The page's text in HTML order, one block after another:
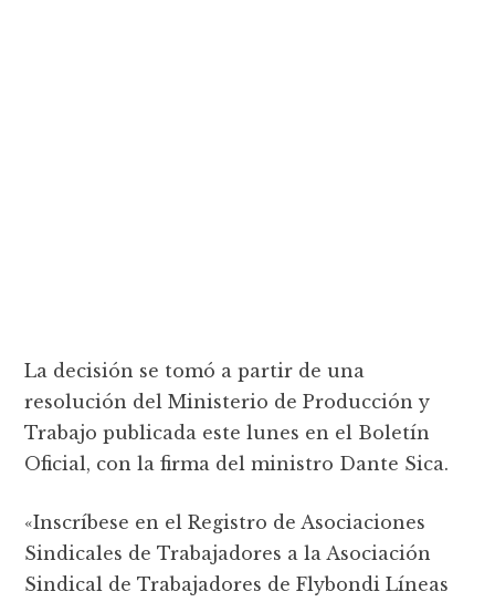
La decisión se tomó a partir de una
resolución del Ministerio de Producción y
Trabajo publicada este lunes en el Boletín
Oficial, con la firma del ministro Dante Sica.
«Inscríbese en el Registro de Asociaciones
Sindicales de Trabajadores a la Asociación
Sindical de Trabajadores de Flybondi Líneas